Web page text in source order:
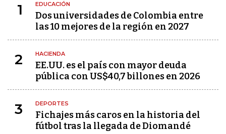
1 EDUCACIÓN
Dos universidades de Colombia entre
las 10 mejores de la región en 2027
2 HACIENDA
EE.UU. es el país con mayor deuda
pública con US$40,7 billones en 2026
3 DEPORTES
Fichajes más caros en la historia del
fútbol tras la llegada de Diomandé